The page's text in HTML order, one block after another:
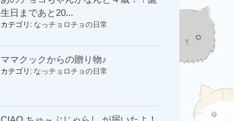
生日まであと20...
カテゴリ: なっチョロチョの日常
ママクックからの贈り物♪
カテゴリ: なっチョロチョの日常